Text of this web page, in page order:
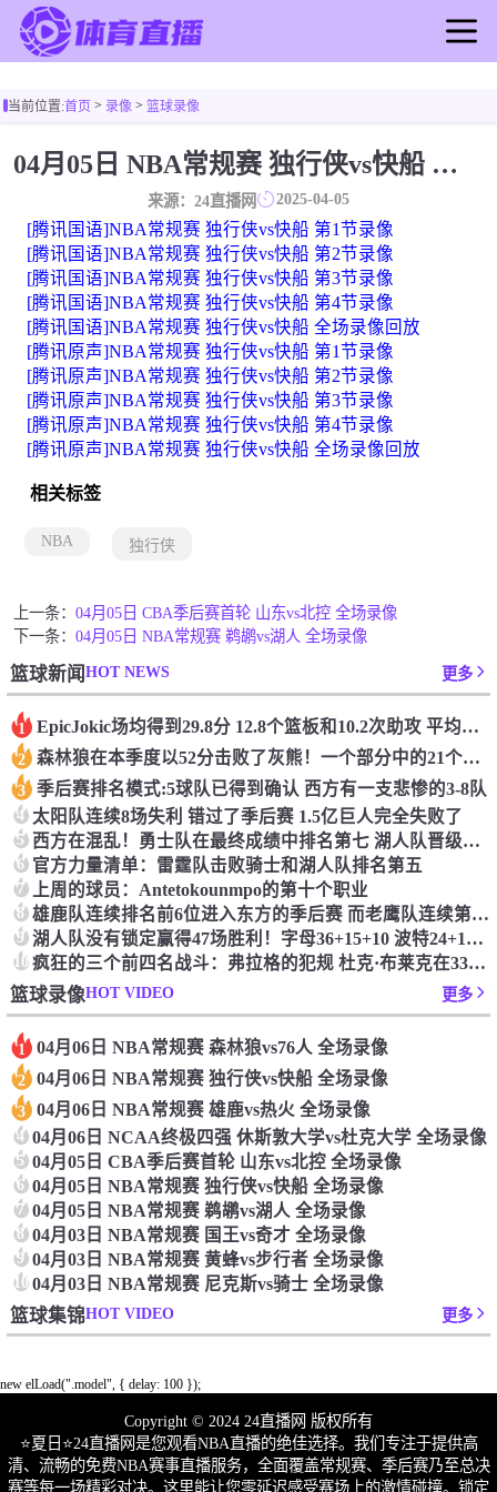
足球直播
足球录像
足球新闻
篮球新闻
当前位置:首页> 录像 > 篮球录像
04月05日 NBA常规赛 独行侠vs快船 全场录像
来源：24直播网 2025-04-05
[腾讯国语]NBA常规赛 独行侠vs快船 第1节录像
[腾讯国语]NBA常规赛 独行侠vs快船 第2节录像
[腾讯国语]NBA常规赛 独行侠vs快船 第3节录像
[腾讯国语]NBA常规赛 独行侠vs快船 第4节录像
[腾讯国语]NBA常规赛 独行侠vs快船 全场录像回放
[腾讯原声]NBA常规赛 独行侠vs快船 第1节录像
[腾讯原声]NBA常规赛 独行侠vs快船 第2节录像
[腾讯原声]NBA常规赛 独行侠vs快船 第3节录像
[腾讯原声]NBA常规赛 独行侠vs快船 第4节录像
[腾讯原声]NBA常规赛 独行侠vs快船 全场录像回放
相关标签
NBA 独行侠
上一条： 04月05日 CBA季后赛首轮 山东vs北控 全场录像
下一条： 04月05日 NBA常规赛 鹈鹕vs湖人 全场录像
篮球新闻HOT NEWS 更多
1 Epic️Jokic场均得到29.8分 12.8个篮板和10.2次助攻 平均三双很容易吗？
2 森林狼在本季度以52分击败了灰熊！一个部分中的21个中有18个！骑着摇头丸的战士第六 湖船不舒服
3 季后赛排名模式:5球队已得到确认 西方有一支悲惨的3-8队
4 太阳队连续8场失利 错过了季后赛 1.5亿巨人完全失败了
5 西方在混乱！勇士队在最终成绩中排名第七 湖人队晋级季后赛 火箭向快船送了礼物
6 官方力量清单：雷霆队击败骑士和湖人队排名第五
7 上周的球员：Antetokounmpo的第十个职业
8 雄鹿队连续排名前6位进入东方的季后赛 而老鹰队连续第四年在季后赛中踢球
9 湖人队没有锁定赢得47场胜利！字母36+15+10 波特24+12+8 42胜利以锁定季后赛
10 疯狂的三个前四名战斗：弗拉格的犯规 杜克·布莱克在33秒的惊喜中出现了
篮球录像HOT VIDEO 更多
1 04月06日 NBA常规赛 森林狼vs76人 全场录像
2 04月06日 NBA常规赛 独行侠vs快船 全场录像
3 04月06日 NBA常规赛 雄鹿vs热火 全场录像
4 04月06日 NCAA终极四强 休斯敦大学vs杜克大学 全场录像
5 04月05日 CBA季后赛首轮 山东vs北控 全场录像
6 04月05日 NBA常规赛 独行侠vs快船 全场录像
7 04月05日 NBA常规赛 鹈鹕vs湖人 全场录像
8 04月03日 NBA常规赛 国王vs奇才 全场录像
9 04月03日 NBA常规赛 黄蜂vs步行者 全场录像
1004月03日 NBA常规赛 尼克斯vs骑士 全场录像
篮球集锦HOT VIDEO 更多
new elLoad(".model", { delay: 100 });
Copyright © 2024 24直播网 版权所有
⭐️夏日⭐24直播网是您观看NBA直播的绝佳选择。我们专注于提供高
清、流畅的免费NBA赛事直播服务，全面覆盖常规赛、季后赛乃至总决
赛等每一场精彩对决。这里能让您零延迟感受赛场上的激情碰撞。锁定